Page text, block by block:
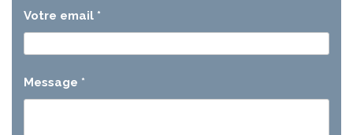
Votre email *
Message *